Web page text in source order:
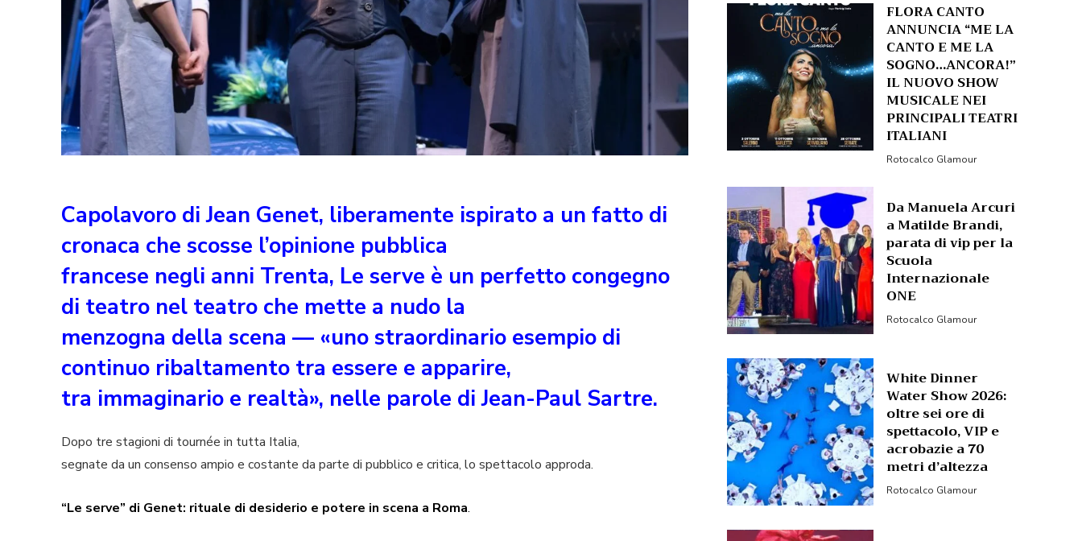
Capolavoro di Jean Genet, liberamente ispirato a un fatto di
cronaca che scosse l’opinione pubblica
francese negli anni Trenta, Le serve è un perfetto congegno
di teatro nel teatro che mette a nudo la
menzogna della scena — «uno straordinario esempio di
continuo ribaltamento tra essere e apparire,
tra immaginario e realtà», nelle parole di Jean-Paul Sartre.
Dopo tre stagioni di tournée in tutta Italia,
segnate da un consenso ampio e costante da parte di pubblico e critica, lo spettacolo approda.
“Le serve” di Genet: rituale di desiderio e potere in scena a Roma.
FLORA CANTO
ANNUNCIA “ME LA
CANTO E ME LA
SOGNO…ANCORA!”
IL NUOVO SHOW
MUSICALE NEI
PRINCIPALI TEATRI
ITALIANI
Rotocalco Glamour
Da Manuela Arcuri
a Matilde Brandi,
parata di vip per la
Scuola
Internazionale
ONE
Rotocalco Glamour
White Dinner
Water Show 2026:
oltre sei ore di
spettacolo, VIP e
acrobazie a 70
metri d’altezza
Rotocalco Glamour